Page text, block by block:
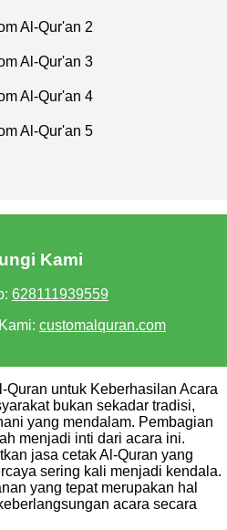
Kami
628111939559
customalquran.com
Quran untuk Keberhasilan Acara
bukan sekadar tradisi,
yang mendalam. Pembagian
menjadi inti dari acara ini.
jasa cetak Al-Quran yang
sering kali menjadi kendala.
yang tepat merupakan hal
acara secara